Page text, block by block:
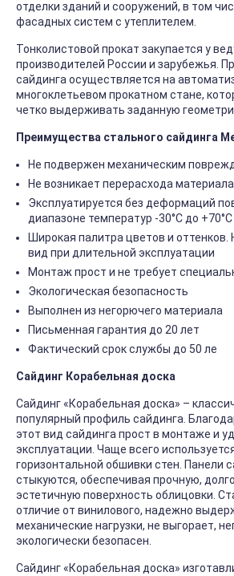
отделки зданий и сооружений, в том
фасадных систем с утеплителем.
Тонколистовой прокат закупается у
производителей России и зарубежья.
сайдинга осуществляется на
многоклетьевом прокатном стане,
четко выдерживать заданную
Преимущества стального сайдинга
Не подвержен механическим
Не возникает перерасхода
Эксплуатируется без деформаций
диапазоне температур -30°C до +70°C
Широкая палитра цветов и оттенков.
вид при длительной эксплуатации
Монтаж прост и не требует
Экологическая безопасность
Выполнен из негорючего материала
Письменная гарантия до 20 лет
Фактический срок службы до 50 ле
Сайдинг Корабельная доска
Сайдинг «Корабельная доска» –
популярный профиль сайдинга.
этот вид сайдинга прост в монтаже и
эксплуатации. Чаще всего
горизонтальной обшивки стен. Панели
стыкуются, обеспечивая прочную,
эстетичную поверхность облицовки.
отличие от винилового, надежно
механические нагрузки, не выгорает,
экологически безопасен.
Сайдинг «Корабельная доска»